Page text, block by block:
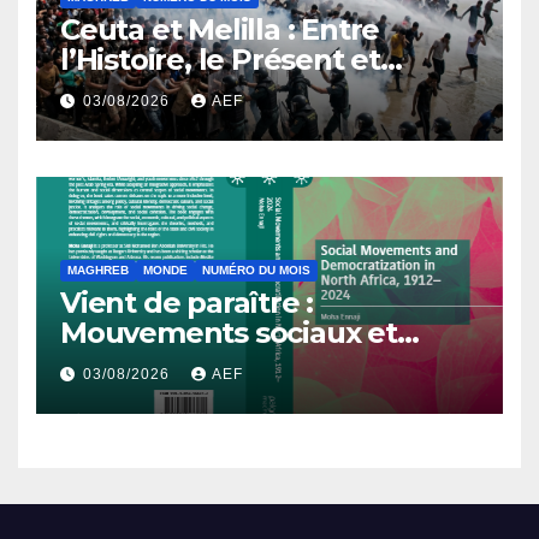
Ceuta et Melilla : Entre
l’Histoire, le Présent et
l’Avenir
03/08/2026 AEF
MAGHREB MONDE NUMÉRO DU MOIS
Vient de paraître :
Mouvements sociaux et
démocratisation en Afrique
du Nord, 1912-2024
03/08/2026 AEF